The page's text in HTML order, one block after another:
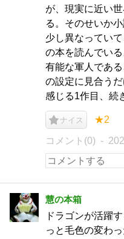
が、現実に近い
る。そのせいか
少し異なってい
の本を読んでい
有能な軍人であ
の設定に見合う
感じる1作目、続
ナイス ★2
コメント(0)
慧の本箱
ドラゴンが活躍
っと毛色の変わ